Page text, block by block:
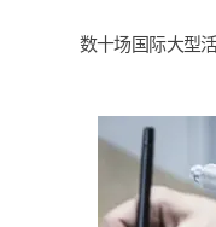
数十场国际大型